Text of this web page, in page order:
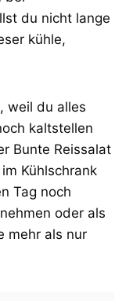
du nicht lange
kühle,
weil du alles
kaltstellen
Bunte Reissalat
Kühlschrank
Tag noch
oder als
mehr als nur